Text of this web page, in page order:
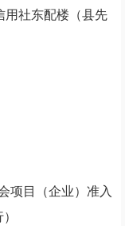
用社东配楼（县先
项目（企业）准入